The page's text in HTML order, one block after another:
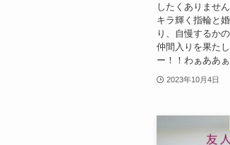
したくありませ
キラ輝く指輪と
り、自慢するか
仲間入りを果た
ー！！わぁああぁ
2023年10月4日